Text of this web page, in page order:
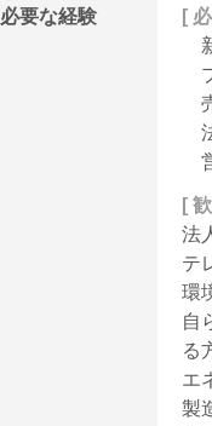
必要な経験
[
[
法
テ
環
自
る
エ
製